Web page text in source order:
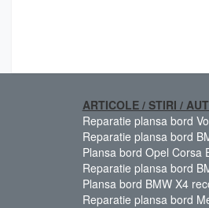
ARTICOLE / STIRI /
Reparatie plansa bord
Reparatie plansa bord
Plansa bord Opel Corsa
Reparatie plansa bord
Plansa bord BMW X4
Reparatie plansa bord